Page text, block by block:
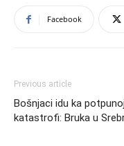
Facebook
Previous article
Bošnjaci idu ka potpunoj
katastrofi: Bruka u